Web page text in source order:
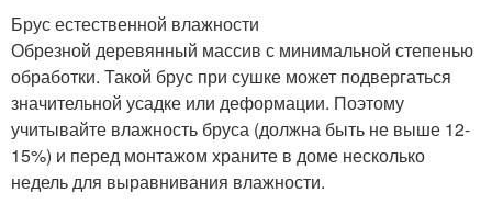
Брус естественной влажности
Обрезной деревянный массив с минимальной степенью
обработки. Такой брус при сушке может подвергаться
значительной усадке или деформации. Поэтому
учитывайте влажность бруса (должна быть не выше 12-
15%) и перед монтажом храните в доме несколько
недель для выравнивания влажности.